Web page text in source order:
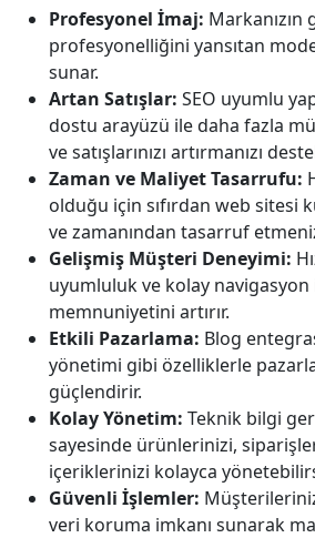
Profesyonel İmaj:
profesyonelliğini yansıtan
sunar.
Artan Satışlar: SEO uyumlu
dostu arayüzü ile daha fazla
ve satışlarınızı artırmanızı
Zaman ve Maliyet Tasarrufu:
olduğu için sıfırdan web sitesi
ve zamanından tasarruf
Gelişmiş Müşteri Deneyimi:
uyumluluk ve kolay
memnuniyetini artırır.
Etkili Pazarlama: Blog
yönetimi gibi özelliklerle
güçlendirir.
Kolay Yönetim: Teknik bilgi
sayesinde ürünlerinizi,
içeriklerinizi kolayca
Güvenli İşlemler:
veri koruma imkanı sunarak